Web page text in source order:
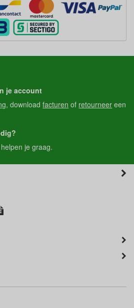
je account
, downloadfacturen of retourneer een
helpen je graag.